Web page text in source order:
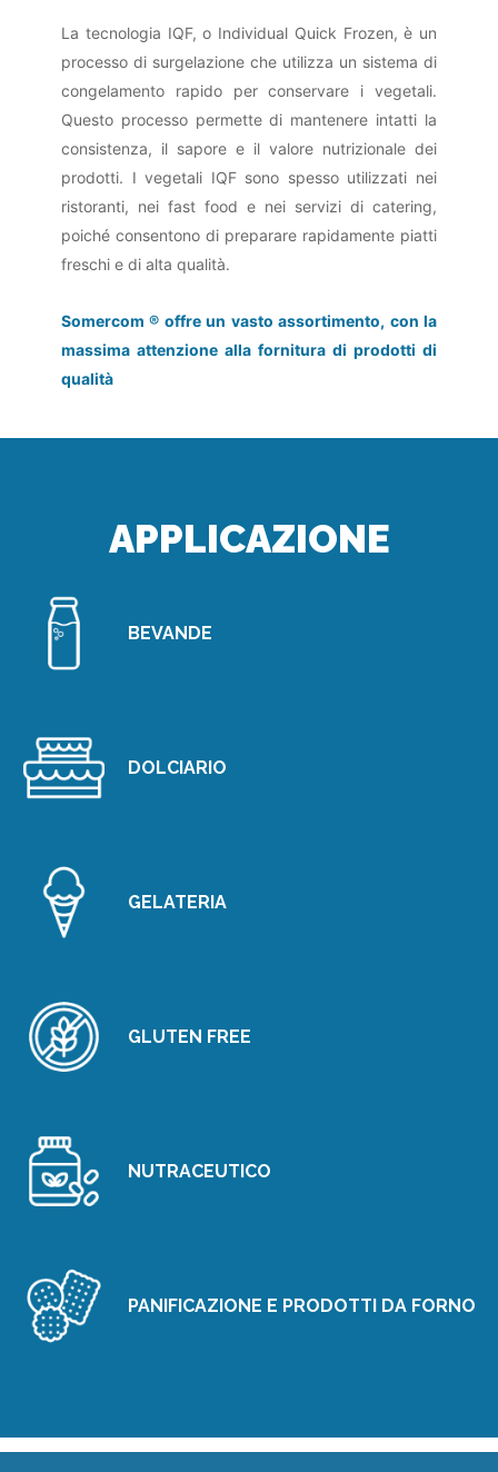
La tecnologia IQF, o Individual Quick Frozen, è un
processo di surgelazione che utilizza un sistema di
congelamento rapido per conservare i vegetali.
Questo processo permette di mantenere intatti la
consistenza, il sapore e il valore nutrizionale dei
prodotti. I vegetali IQF sono spesso utilizzati nei
ristoranti, nei fast food e nei servizi di catering,
poiché consentono di preparare rapidamente piatti
freschi e di alta qualità.
Somercom ® offre un vasto assortimento, con la
massima attenzione alla fornitura di prodotti di
qualità
APPLICAZIONE
BEVANDE
DOLCIARIO
GELATERIA
GLUTEN FREE
NUTRACEUTICO
PANIFICAZIONE E PRODOTTI DA FORNO